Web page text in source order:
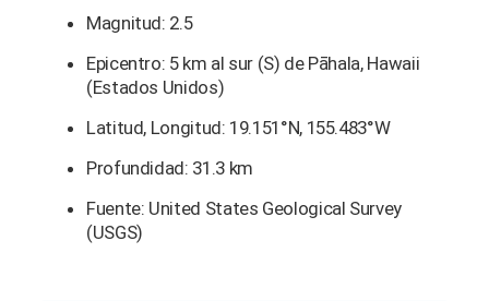
Magnitud: 2.5
Epicentro: 5 km al sur (S) de Pāhala, Hawaii
(Estados Unidos)
Latitud, Longitud: 19.151°N, 155.483°W
Profundidad: 31.3 km
Fuente: United States Geological Survey
(USGS)